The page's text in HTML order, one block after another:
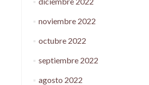
noviembre 2022
octubre 2022
septiembre 2022
agosto 2022